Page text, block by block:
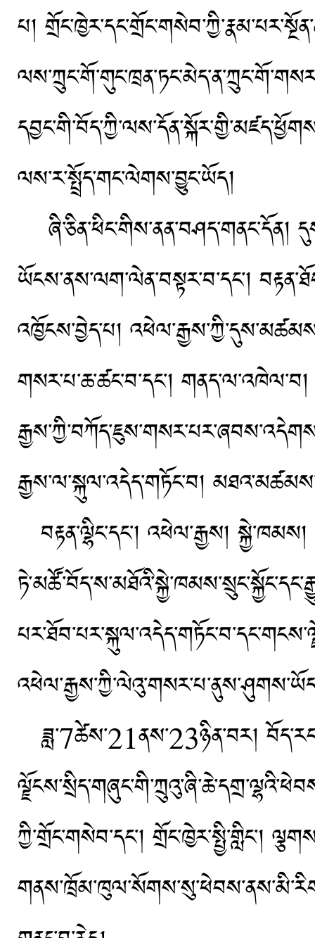
པ།
ལས་ར་སྤྲོད་གང་ལེགས་བྱུང་ཡོད།
ཞི་ཅིན་ཕིང་གིས་ནན་བཤད་གནང་དོན།
ཡོངས་ནས་ལག་ལེན་བསྟར་བ་དང་།
འཁྱོངས་བྱེད་པ།
གསར་པ་ཆ་ཚང་བ་དང་།
རྒྱས་ལ་སྐུལ་འདེད་གཏོང་བ།
བརྟན་ལྷིང་དང་། འཕེལ་རྒྱས།
ཟླ་7ཚེས་21ནས་23ཉིན་བར།
ཀྱི་གྲོང་གསེབ་དང་། གྲོང་ཁྱེར་སྤྱི་གླིང་།